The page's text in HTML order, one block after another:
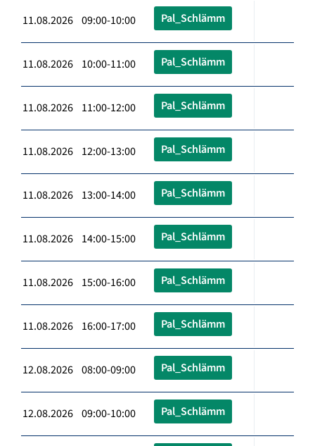
11.08.2026 09:00-10:00 Pal_Schlämm
11.08.2026 10:00-11:00 Pal_Schlämm
11.08.2026 11:00-12:00 Pal_Schlämm
11.08.2026 12:00-13:00 Pal_Schlämm
11.08.2026 13:00-14:00 Pal_Schlämm
11.08.2026 14:00-15:00 Pal_Schlämm
11.08.2026 15:00-16:00 Pal_Schlämm
11.08.2026 16:00-17:00 Pal_Schlämm
12.08.2026 08:00-09:00 Pal_Schlämm
12.08.2026 09:00-10:00 Pal_Schlämm